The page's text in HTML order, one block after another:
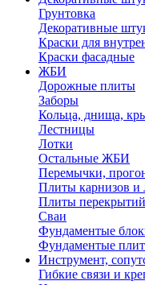
Грунтовка
Декоративные
Краски для
Краски фасадные
ЖБИ
Дорожные плиты
Заборы
Кольца, днища,
Лестницы
Лотки
Остальные ЖБИ
Перемычки,
Плиты карнизов и
Плиты
Сваи
Фундаментые
Фундаментые
Инструмент,
Гибкие связи и